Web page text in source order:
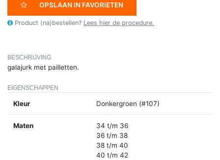
OPSLAAN IN FAVORIETEN
Product (na)bestellen? Lees hier de procedure.
BESCHRIJVING
galajurk met pailletten.
EIGENSCHAPPEN
Kleur Donkergroen (#107)
Maten
34 t/m 36
36 t/m 38
38 t/m 40
40 t/m 42